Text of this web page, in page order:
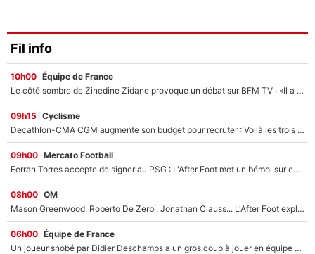
Fil info
10h00 Équipe de France
Le côté sombre de Zinedine Zidane provoque un débat sur BFM TV : «Il a pris 14 cartons rouges»
09h15 Cyclisme
Decathlon-CMA CGM augmente son budget pour recruter : Voilà les trois premiers coureurs qui font rejoindre Paul Seixas en 2027 !
09h00 Mercato Football
Ferran Torres accepte de signer au PSG : L'After Foot met un bémol sur ce transfert, le champion du monde va couter trop cher ?
08h00 OM
Mason Greenwood, Roberto De Zerbi, Jonathan Clauss... L'After Foot explique pourquoi Medhi Benatia a craqué à l'OM !
06h00 Équipe de France
Un joueur snobé par Didier Deschamps a un gros coup à jouer en équipe de France : Zinedine Zidane a trouvé son numéro 9 ?